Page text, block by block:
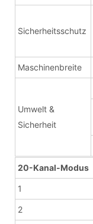
Sicherheitsschutz
Maschinenbreite
Umwelt &
Sicherheit
20-Kanal-Modus
1
2